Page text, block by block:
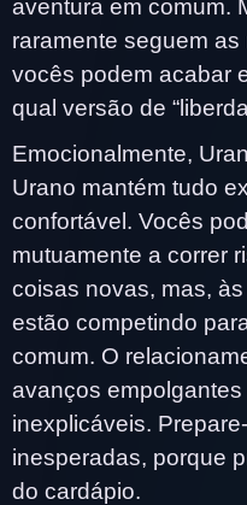
aventura em comum.
raramente seguem
vocês podem acabar
qual versão de
Emocionalmente,
Urano mantém tudo
confortável. Vocês
mutuamente a correr
coisas novas, mas,
estão competindo
comum. O
avanços
inexplicáveis.
inesperadas, porque
do cardápio.